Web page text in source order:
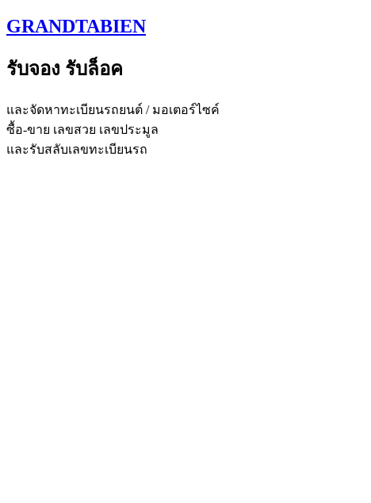
Skip
to
GRANDTABIEN
รับจอง รับล็อค
และจัดหาทะเบียนรถยนต์ / มอเตอร์ไซค์
ซื้อ-ขาย เลขสวย เลขประมูล
และรับสลับเลขทะเบียนรถ